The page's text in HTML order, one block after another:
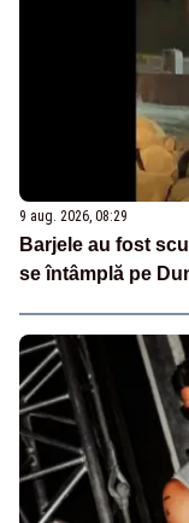
9 aug. 2026, 08:29
Barjele au fost
se întâmplă pe